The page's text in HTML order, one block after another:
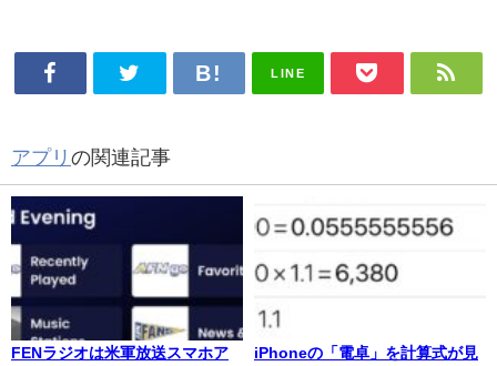
LINE
アプリ の関連記事
FENラジオは米軍放送スマホア
iPhoneの「電卓」を計算式が見